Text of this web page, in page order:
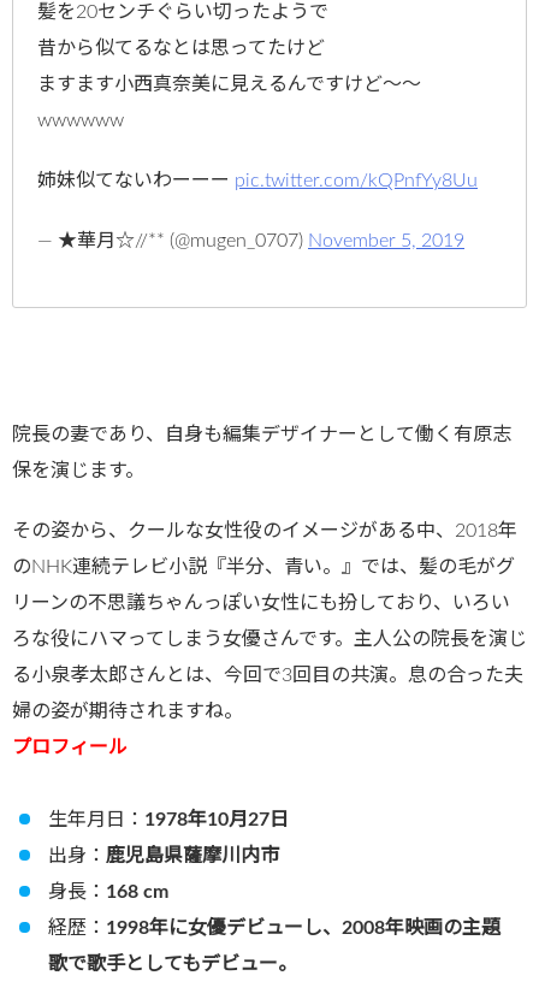
髪を20センチぐらい切ったようで
昔から似てるなとは思ってたけど
ますます小西真奈美に見えるんですけど～～
wwwwww
姉妹似てないわーーー pic.twitter.com/kQPnfYy8Uu
— ★華月☆//** (@mugen_0707) November 5, 2019
院長の妻であり、自身も編集デザイナーとして働く有原志
保を演じます。
その姿から、クールな女性役のイメージがある中、2018年
のNHK連続テレビ小説『半分、青い。』では、髪の毛がグ
リーンの不思議ちゃんっぽい女性にも扮しており、いろい
ろな役にハマってしまう女優さんです。主人公の院長を演じ
る小泉孝太郎さんとは、今回で3回目の共演。息の合った夫
婦の姿が期待されますね。
プロフィール
生年月日： 1978年10月27日
出身： 鹿児島県薩摩川内市
身長： 168 cm
経歴： 1998年に女優デビューし、2008年映画の主題
歌で歌手としてもデビュー。